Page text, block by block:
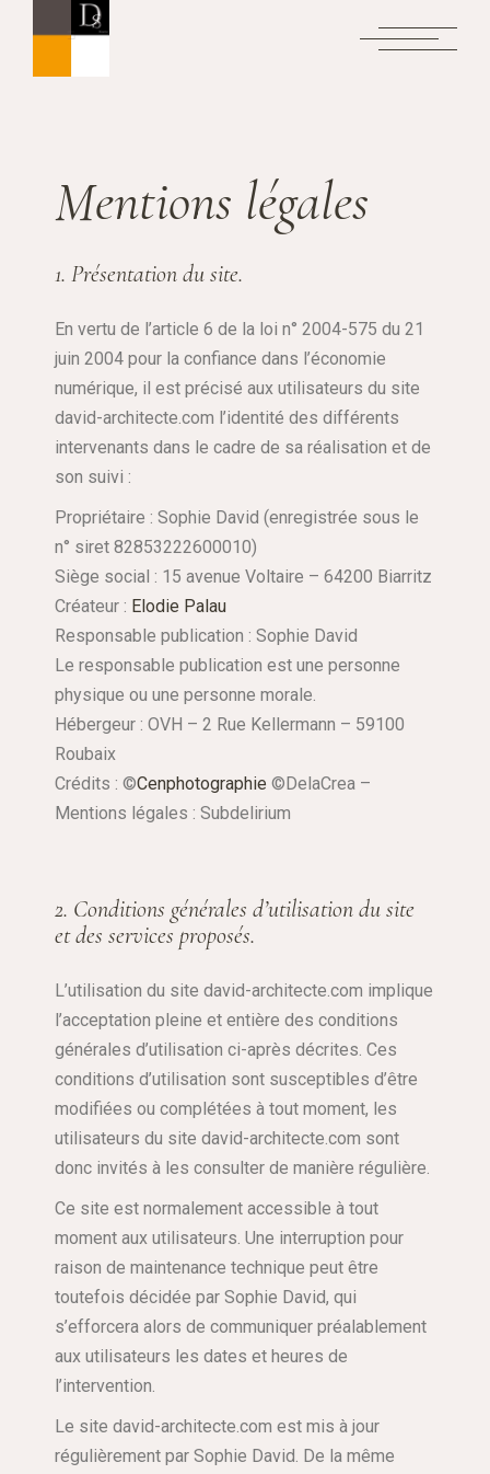
Mentions légales
1. Présentation du site.
En vertu de l’article 6 de la loi n° 2004-575 du 21
juin 2004 pour la confiance dans l’économie
numérique, il est précisé aux utilisateurs du site
david-architecte.com l’identité des différents
intervenants dans le cadre de sa réalisation et de
son suivi :
Propriétaire : Sophie David (enregistrée sous le
n° siret 82853222600010)
Siège social : 15 avenue Voltaire – 64200 Biarritz
Créateur : Elodie Palau
Responsable publication : Sophie David
Le responsable publication est une personne
physique ou une personne morale.
Hébergeur : OVH – 2 Rue Kellermann – 59100
Roubaix
Crédits : ©Cenphotographie ©DelaCrea –
Mentions légales : Subdelirium
2. Conditions générales d’utilisation du site
et des services proposés.
L’utilisation du site david-architecte.com implique
l’acceptation pleine et entière des conditions
générales d’utilisation ci-après décrites. Ces
conditions d’utilisation sont susceptibles d’être
modifiées ou complétées à tout moment, les
utilisateurs du site david-architecte.com sont
donc invités à les consulter de manière régulière.
Ce site est normalement accessible à tout
moment aux utilisateurs. Une interruption pour
raison de maintenance technique peut être
toutefois décidée par Sophie David, qui
s’efforcera alors de communiquer préalablement
aux utilisateurs les dates et heures de
l’intervention.
Le site david-architecte.com est mis à jour
régulièrement par Sophie David. De la même